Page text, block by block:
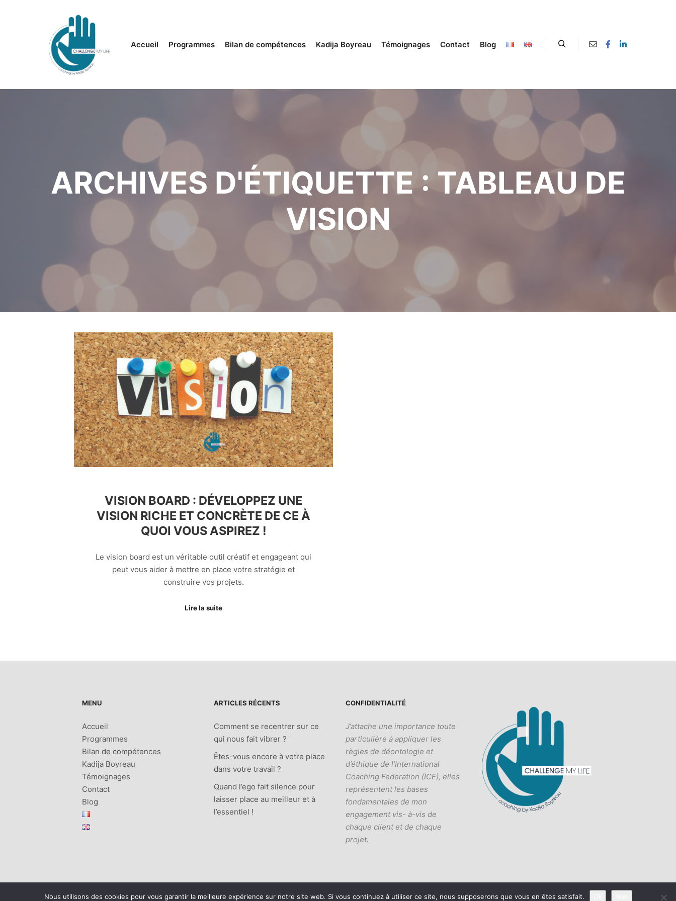
Accueil Programmes Bilan de compétences Kadija Boyreau Témoignages Contact Blog
ARCHIVES D'ÉTIQUETTE :TABLEAU DE
VISION
VISION BOARD : DÉVELOPPEZ UNE
VISION RICHE ET CONCRÈTE DE CE À
QUOI VOUS ASPIREZ !
Le vision board est un véritable outil créatif et engageant qui
peut vous aider à mettre en place votre stratégie et
construire vos projets.
Lire la suite
MENU
Accueil
Programmes
Bilan de compétences
Kadija Boyreau
Témoignages
Contact
Blog
ARTICLES RÉCENTS
Comment se recentrer sur ce
qui nous fait vibrer ?
Êtes-vous encore à votre place
dans votre travail ?
Quand l’ego fait silence pour
laisser place au meilleur et à
l’essentiel !
CONFIDENTIALITÉ
J’attache une importance toute
particulière à appliquer les
règles de déontologie et
d’éthique de l’International
Coaching Federation (ICF), elles
représentent les bases
fondamentales de mon
engagement vis- à-vis de
chaque client et de chaque
projet.
© 2024 tous droits réservés♥ CHALLENGE MY LIFE-Mentions légales
Nous utilisons des cookies pour vous garantir la meilleure expérience sur notre site web. Si vous continuez à utiliser ce site, nous supposerons que vous en êtes satisfait.